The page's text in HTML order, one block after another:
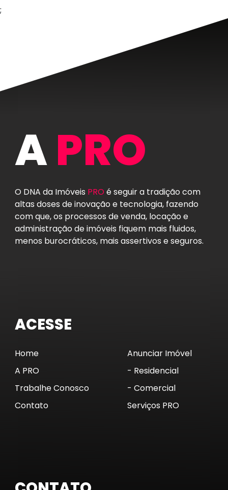
;
APRO
O DNA da Imóveis PRO é seguir a tradição com
altas doses de inovação e tecnologia, fazendo
com que, os processos de venda, locação e
administração de imóveis fiquem mais fluidos,
menos burocráticos, mais assertivos e seguros.
ACESSE
Home
A PRO
Trabalhe Conosco
Contato
Anunciar Imóvel
- Residencial
- Comercial
Serviços PRO